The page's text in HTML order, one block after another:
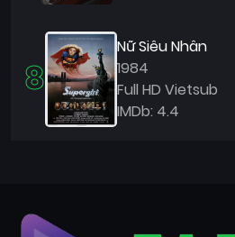
8
Nữ Siêu Nhân
1984
Full HD Vietsub
IMDb: 4.4